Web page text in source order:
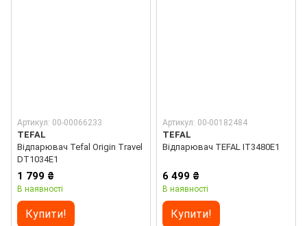
Артикул: 00-00066233
TEFAL
Відпарювач Tefal Origin Travel
DT1034E1
1 799 ₴
В наявності
Купити!
Артикул: 00-00182484
TEFAL
Відпарювач TEFAL IT3480E1
6 499 ₴
В наявності
Купити!